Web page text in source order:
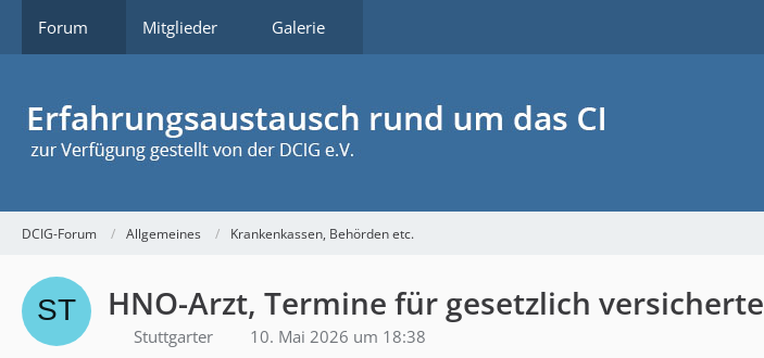
Forum Mitglieder Galerie
DCIG-Forum Allgemeines Krankenkassen, Behörden etc.
HNO-Arzt, Termine für gesetzlich versicherte
Stuttgarter 10. Mai 2026 um 18:38